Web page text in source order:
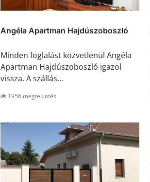
Angéla Apartman Hajdúszoboszló
Minden foglalást közvetlenül Angéla
Apartman Hajdúszoboszló igazol
vissza. A szállás...
1956 megtekintés